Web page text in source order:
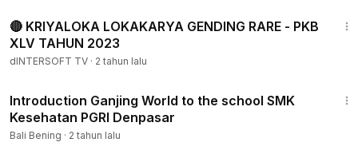
🔴 KRIYALOKA LOKAKARYA GENDING RARE - PKB
XLV TAHUN 2023
dINTERSOFT TV · 2 tahun lalu
Introduction Ganjing World to the school SMK
Kesehatan PGRI Denpasar
Bali Bening · 2 tahun lalu